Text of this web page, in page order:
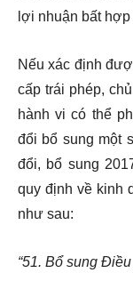
lợi nhuận bất hợp
Nếu xác định
cấp trái phép,
hành vi có thể
đổi bổ sung một
đổi, bổ sung
quy định về kinh
như sau:
“51. Bổ sung